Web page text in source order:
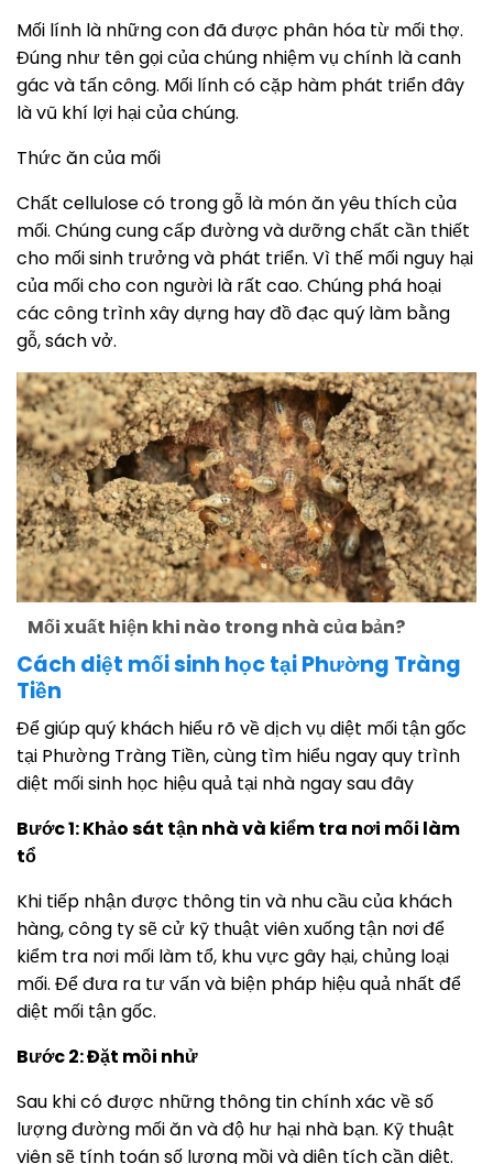
Mối lính là những con đã được phân hóa từ mối thợ.
Đúng như tên gọi của chúng nhiệm vụ chính là canh
gác và tấn công. Mối lính có cặp hàm phát triển đây
là vũ khí lợi hại của chúng.
Thức ăn của mối
Chất cellulose có trong gỗ là món ăn yêu thích của
mối. Chúng cung cấp đường và dưỡng chất cần thiết
cho mối sinh trưởng và phát triển. Vì thế mối nguy hại
của mối cho con người là rất cao. Chúng phá hoại
các công trình xây dựng hay đồ đạc quý làm bằng
gỗ, sách vở.
Mối xuất hiện khi nào trong nhà của bản?
Cách diệt mối sinh học tại Phường Tràng
Tiền
Để giúp quý khách hiểu rõ về dịch vụ diệt mối tận gốc
tại Phường Tràng Tiền, cùng tìm hiểu ngay quy trình
diệt mối sinh học hiệu quả tại nhà ngay sau đây
Bước 1: Khảo sát tận nhà và kiểm tra nơi mối làm
tổ
Khi tiếp nhận được thông tin và nhu cầu của khách
hàng, công ty sẽ cử kỹ thuật viên xuống tận nơi để
kiểm tra nơi mối làm tổ, khu vực gây hại, chủng loại
mối. Để đưa ra tư vấn và biện pháp hiệu quả nhất để
diệt mối tận gốc.
Bước 2: Đặt mồi nhử
Sau khi có được những thông tin chính xác về số
lượng đường mối ăn và độ hư hại nhà bạn. Kỹ thuật
viên sẽ tính toán số lượng mồi và diện tích cần diệt.